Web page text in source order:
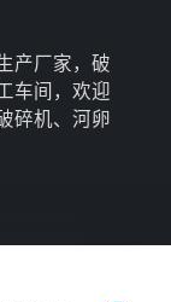
产厂家，破
车间，欢迎
碎机、河卵